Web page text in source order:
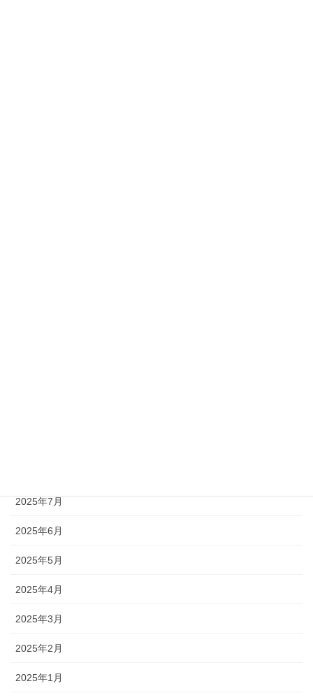
2025年7月
2025年6月
2025年5月
2025年4月
2025年3月
2025年2月
2025年1月